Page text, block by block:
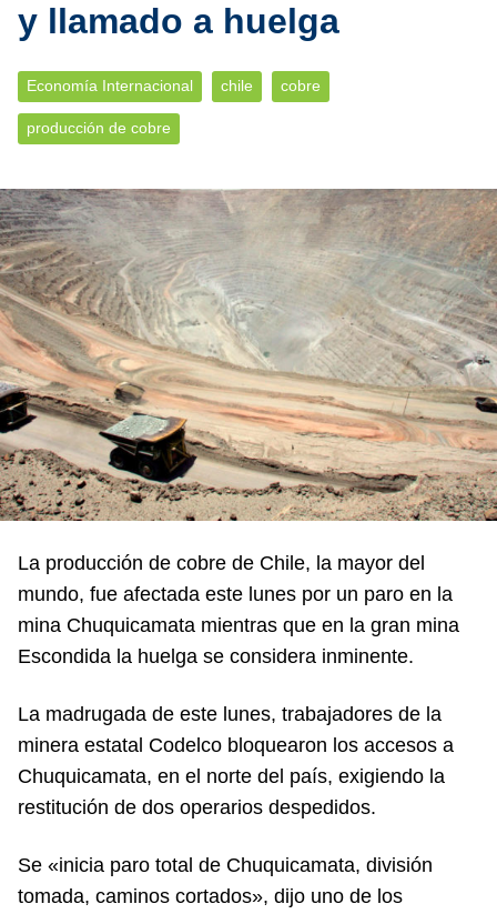
y llamado a huelga
Economía Internacional chile cobre
producción de cobre
La producción de cobre de Chile, la mayor del
mundo, fue afectada este lunes por un paro en la
mina Chuquicamata mientras que en la gran mina
Escondida la huelga se considera inminente.
La madrugada de este lunes, trabajadores de la
minera estatal Codelco bloquearon los accesos a
Chuquicamata, en el norte del país, exigiendo la
restitución de dos operarios despedidos.
Se «inicia paro total de Chuquicamata, división
tomada, caminos cortados», dijo uno de los